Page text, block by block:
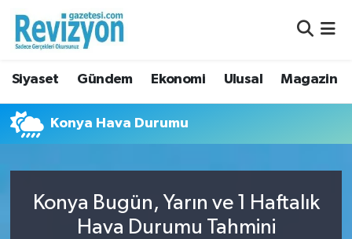
Siyaset Gündem Ekonomi Ulusal Magazin
Konya Hava Durumu
Konya Bugün, Yarın ve 1 Haftalık
Hava Durumu Tahmini
Süper Lig Puan Durumu ve Fikstür